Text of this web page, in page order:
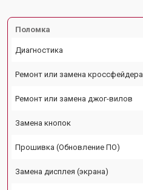
Поломка
Диагностика
Ремонт или замена кроссфейдера
Ремонт или замена джог-вилов
Замена кнопок
Прошивка (Обновление ПО)
Замена дисплея (экрана)